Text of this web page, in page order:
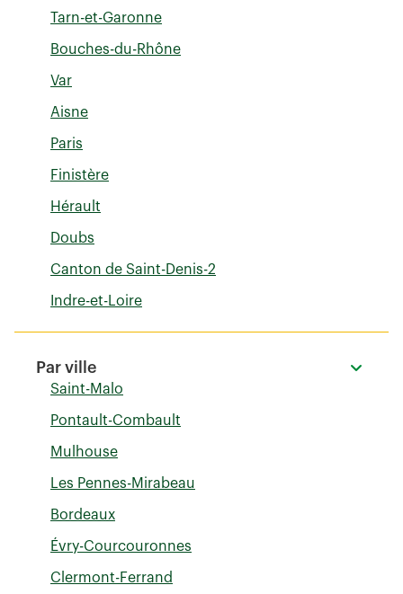
Tarn-et-Garonne
Bouches-du-Rhône
Var
Aisne
Paris
Finistère
Hérault
Doubs
Canton de Saint-Denis-2
Indre-et-Loire
Par ville
Saint-Malo
Pontault-Combault
Mulhouse
Les Pennes-Mirabeau
Bordeaux
Évry-Courcouronnes
Clermont-Ferrand